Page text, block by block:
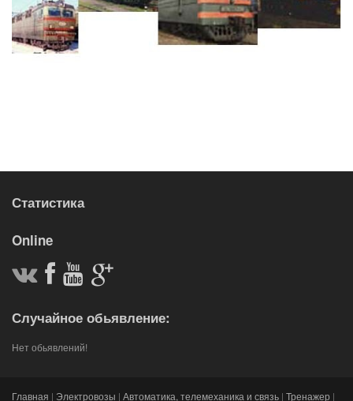
Статистика
Online
Случайное обьявление:
Нет обьявлений!
Главная | Электровозы | Автоматика, телемеханика и связь | Тренажер |